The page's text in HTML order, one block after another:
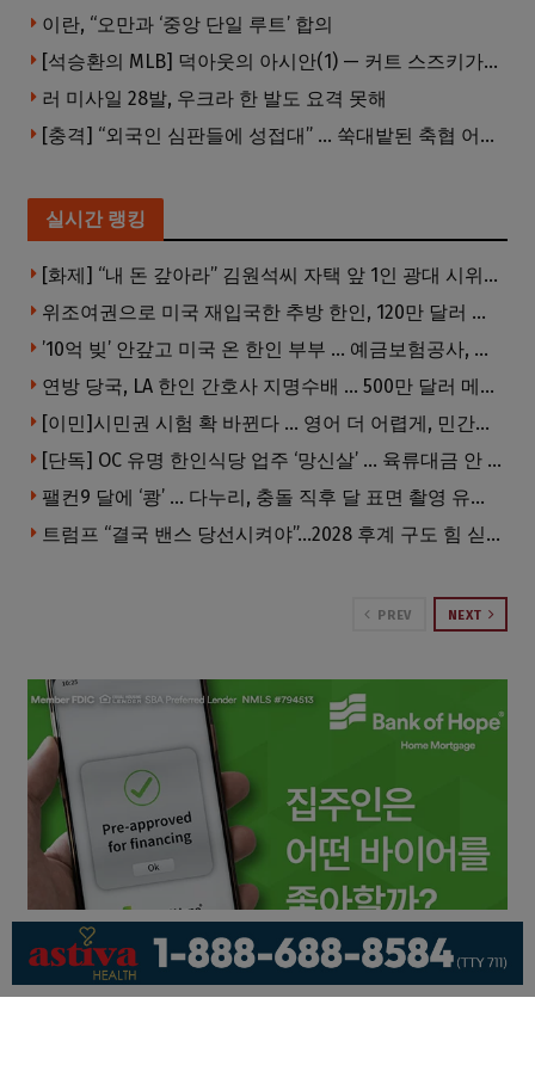
이란, “오만과 ‘중앙 단일 루트’ 합의
[석승환의 MLB] 덕아웃의 아시안(1) — 커트 스즈키가 우리에게 묻는 것
러 미사일 28발, 우크라 한 발도 요격 못해
[충격] “외국인 심판들에 성접대” … 쑥대밭된 축협 어디까지 추락하나
실시간 랭킹
[화제] “내 돈 갚아라” 김원석씨 자택 앞 1인 광대 시위 … 한인 투자사, “108만 달러 못받아”
위조여권으로 미국 재입국한 추방 한인, 120만 달러 은행 사기 행각
’10억 빚’ 안갚고 미국 온 한인 부부 … 예금보험공사, 미국서 소송
연방 당국, LA 한인 간호사 지명수배 … 500만 달러 메디캐어 사기, 선고 직전 한국 도주
[이민]시민권 시험 확 바뀐다 … 영어 더 어렵게, 민간시험 도입 추진
[단독] OC 유명 한인식당 업주 ‘망신살’ … 육류대금 안 갚자 식당서 공개추심
팰컨9 달에 ‘쾅’ … 다누리, 충돌 직후 달 표면 촬영 유일 탐사선
트럼프 “결국 밴스 당선시켜야”…2028 후계 구도 힘 싣나
PREV NEXT